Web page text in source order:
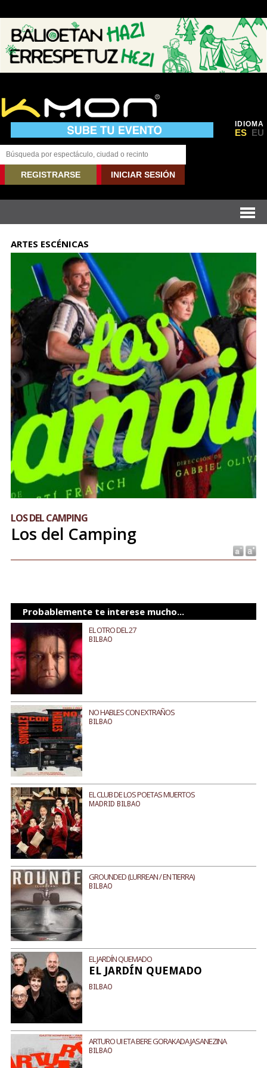
IDIOMA
ES EU
REGISTRARSE INICIAR SESIÓN
ARTES ESCÉNICAS
LOS DEL CAMPING
Los del Camping
Probablemente te interese mucho...
EL OTRO DEL 27
BILBAO
NO HABLES CON EXTRAÑOS
BILBAO
EL CLUB DE LOS POETAS MUERTOS
MADRID BILBAO
GROUNDED (LURREAN / EN TIERRA)
BILBAO
EL JARDÍN QUEMADO
EL JARDÍN QUEMADO
BILBAO
ARTURO UI ETA BERE GORAKADA JASANEZINA
BILBAO